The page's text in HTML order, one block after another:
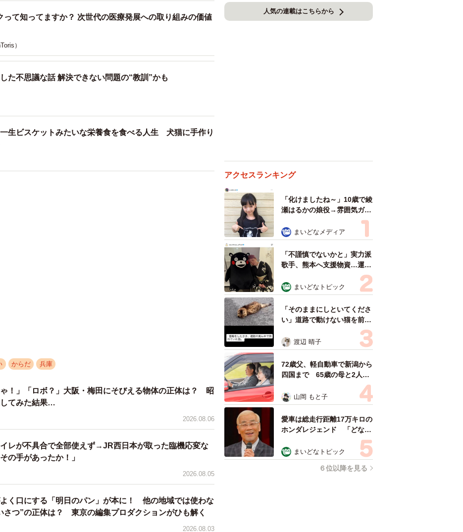
か？ 次世代の医療発展への取り組みの価値
）
た不思議な話 解決できない問題の“教訓”かも
生ビスケットみたいな栄養食を食べる人生 犬猫に手作り
からだ 兵庫
ゃ！」「ロボ？」大阪・梅田にそびえる物体の正体は？ 昭
てみた結果…
2026.08.06
レが不具合で全部使えず→JR西日本が取った臨機応変な
の手があったか！」
2026.08.05
く口にする「明日のパン」が本に！ 他の地域では使わな
さつ”の正体は？ 東京の編集プロダクションがひも解く
2026.08.03
人気の連載はこちらから
アクセスランキング
「化けましたね～」10歳で綾
瀬はるかの娘役→雰囲気ガラ
リの18歳に成長 「メイクで
雰囲気が」「宝塚に入れそ
う」
まいどなメディア
「不謹慎でないかと」実力派
歌手、熊本へ支援物資…運搬
トラックの車体デザインにた
めらい 「痛いほど伝わる」
「行動され立派」
まいどなトピック
「そのままにしといてくださ
い」道路で動けない猫を前に
返された一言… 懸命に生き
ようとした4日間 「命の重
さはみんな同じ」保護団体代
表の訴え
渡辺 晴子
72歳父、軽自動車で新潟から
四国まで 65歳の母と2人で
3泊4日の旅 パーキングの休
憩まで分刻み… 「大学生で
も組まねえよ！」
山岡 もと子
愛車は総走行距離17万キロの
ホンダレジェンド 「どなた
か欲しい方が居たら」 大御
所漫才師が譲渡の意向
まいどなトピック
６位以降を見る